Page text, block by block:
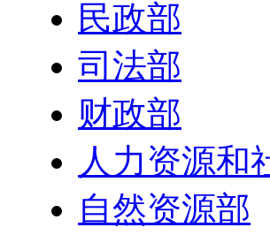
民政部
司法部
财政部
人力资源和
自然资源部